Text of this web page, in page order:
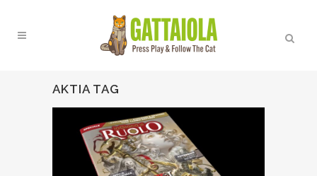
AKTIA TAG